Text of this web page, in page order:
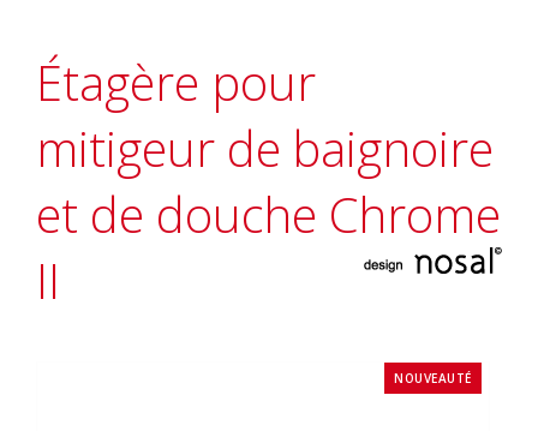
Étagère pour
mitigeur de baignoire
et de douche Chrome
II
NOUVEAUTÉ